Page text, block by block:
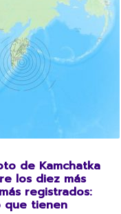
de Kamchatka
los diez más
registrados:
que tienen